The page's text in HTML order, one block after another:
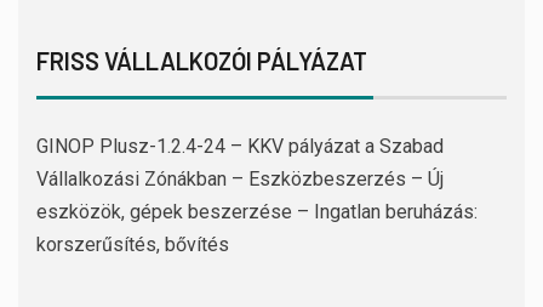
FRISS VÁLLALKOZÓI PÁLYÁZAT
GINOP Plusz-1.2.4-24 – KKV pályázat a Szabad
Vállalkozási Zónákban – Eszközbeszerzés – Új
eszközök, gépek beszerzése – Ingatlan beruházás:
korszerűsítés, bővítés